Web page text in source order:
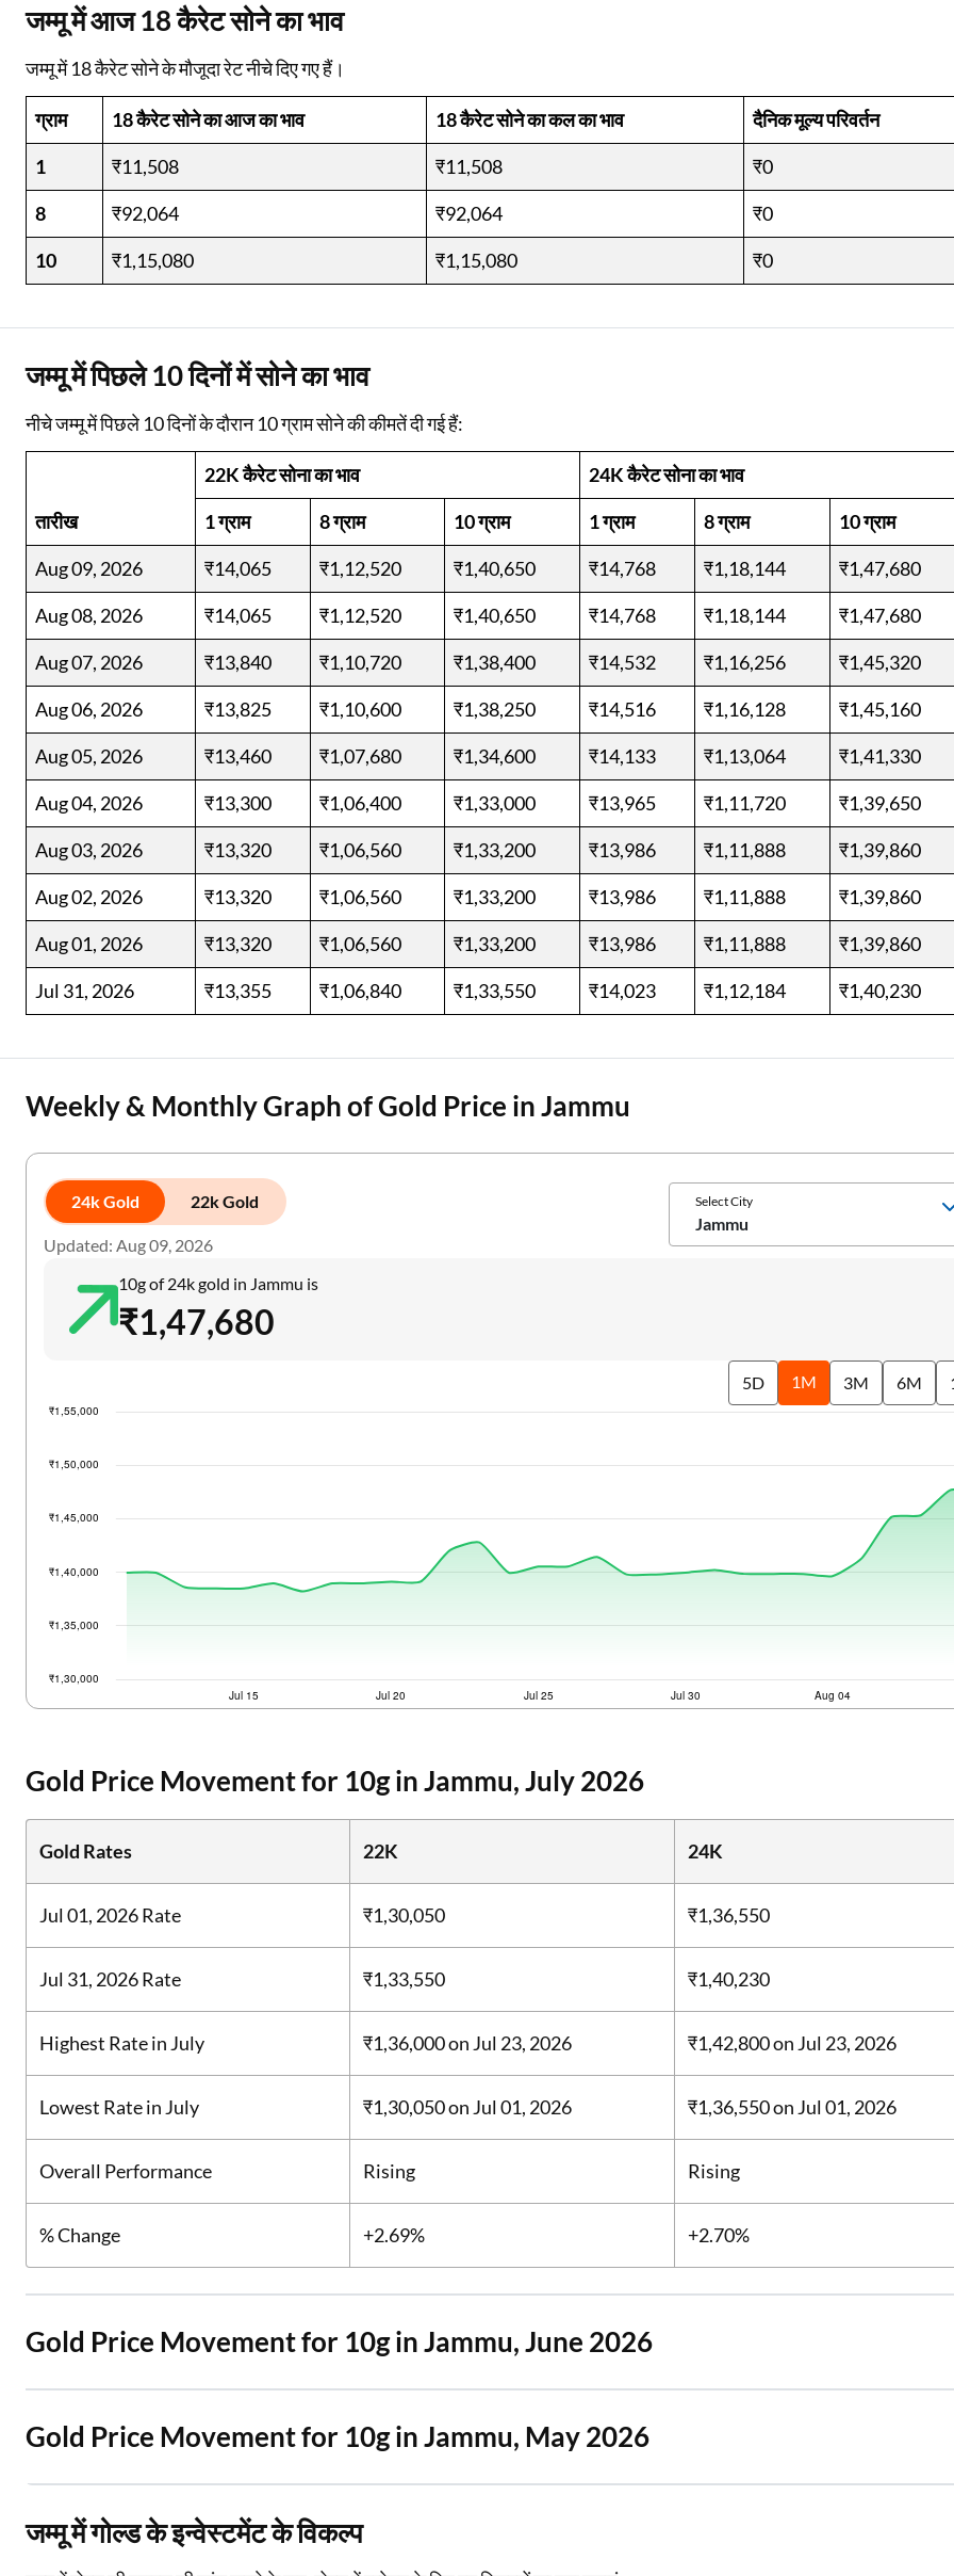
जम्मू में आज 18 कैरेट सोने का भाव
जम्मू में 18 कैरेट सोने के मौजूदा रेट नीचे दिए गए हैं।
ग्राम 18 कैरेट सोने का आज का भाव 18 कैरेट सोने का कल का भाव
दैनिक मूल्य परिवर्तन
1
₹11,508 ₹11,508
₹0
8
₹92,064 ₹92,064
₹0
10
₹1,15,080 ₹1,15,080 ₹0
जम्मू में पिछले 10 दिनों में सोने का भाव
नीचे जम्मू में पिछले 10 दिनों के दौरान 10 ग्राम सोने की कीमतें दी गई हैं:
तारीख
22K कैरेट सोना का भाव
24K कैरेट सोना का भाव
1 ग्राम
8 ग्राम 10 ग्राम 1 ग्राम 8 ग्राम
10 ग्राम
Aug 09, 2026
₹14,065 ₹1,12,520 ₹1,40,650 ₹14,768 ₹1,18,144
₹1,47,680
Aug 08, 2026
₹14,065 ₹1,12,520 ₹1,40,650 ₹14,768 ₹1,18,144
₹1,47,680
Aug 07, 2026
₹13,840 ₹1,10,720 ₹1,38,400 ₹14,532 ₹1,16,256
₹1,45,320
Aug 06, 2026
₹13,825 ₹1,10,600 ₹1,38,250 ₹14,516 ₹1,16,128
₹1,45,160
Aug 05, 2026
₹13,460 ₹1,07,680 ₹1,34,600 ₹14,133 ₹1,13,064
₹1,41,330
Aug 04, 2026
₹13,300 ₹1,06,400 ₹1,33,000 ₹13,965 ₹1,11,720
₹1,39,650
Aug 03, 2026
₹13,320 ₹1,06,560 ₹1,33,200 ₹13,986 ₹1,11,888
₹1,39,860
Aug 02, 2026
₹13,320 ₹1,06,560 ₹1,33,200 ₹13,986 ₹1,11,888
₹1,39,860
Aug 01, 2026
₹13,320 ₹1,06,560 ₹1,33,200 ₹13,986 ₹1,11,888
₹1,39,860
Jul 31, 2026
₹13,355 ₹1,06,840 ₹1,33,550 ₹14,023 ₹1,12,184 ₹1,40,230
Weekly & Monthly Graph of Gold Price in Jammu
24k Gold 22k Gold
Updated: Aug 09, 2026
Select City
Jammu
10g of 24k gold in Jammu is
₹1,47,680
5D 1M 3M 6M
Gold Price Movement for 10g in Jammu, July 2026
Gold Rates 22K 24K
Jul 01, 2026 Rate ₹1,30,050 ₹1,36,550
Jul 31, 2026 Rate ₹1,33,550 ₹1,40,230
Highest Rate in July ₹1,36,000on Jul 23, 2026 ₹1,42,800on Jul 23, 2026
Lowest Rate in July ₹1,30,050on Jul 01, 2026 ₹1,36,550on Jul 01, 2026
Overall Performance Rising Rising
% Change +2.69% +2.70%
Gold Price Movement for 10g in Jammu, June 2026
Gold Price Movement for 10g in Jammu, May 2026
जम्मू में गोल्ड के इन्वेस्टमेंट के विकल्प